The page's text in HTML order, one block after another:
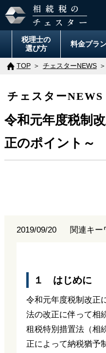
税理士の
選び方
料金プラ
TOP チェスターNEWS
チェスターNEWS
令和元年度税制
正のポイント～
2019/09/20 関連キ
１ はじめに
令和元年度税制改正
法の改正に伴って相
租税特別措置法（相
正によって納税猶予